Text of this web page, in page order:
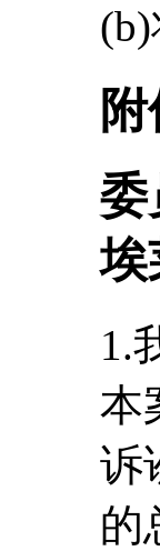
委
埃
1.
本
诉
的